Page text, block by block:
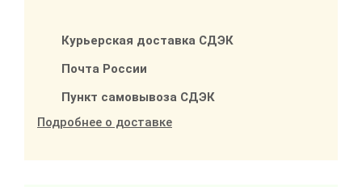
Курьерская доставка СДЭК
Почта России
Пункт самовывоза СДЭК
Подробнее о доставке